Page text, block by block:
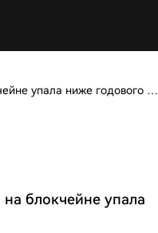
Почему активность Bitcoin на блокчейне упала ниже годового среднего?
блокчейне упала